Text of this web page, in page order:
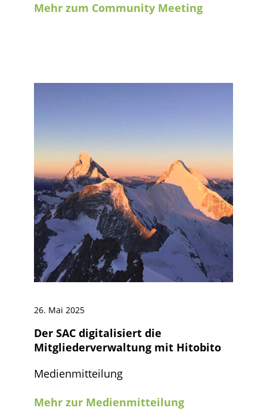
Mehr zum Community Meeting
26. Mai 2025
Der SAC digitalisiert die
Mitgliederverwaltung mit Hitobito
Medienmitteilung
Mehr zur Medienmitteilung